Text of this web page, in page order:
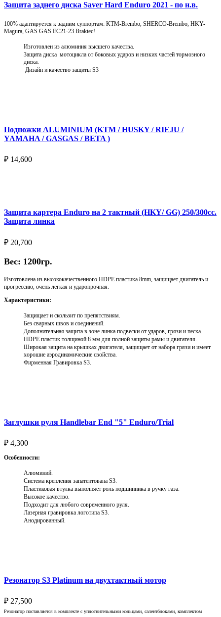
Защита заднего диска Saver Hard Enduro 2021 - по н.в.
100% адаптируется к задним суппортам: KTM-Brembo, SHERCO-Brembo, HKY-
Magura, GAS GAS EC21-23 Braktec!
Изготовлен из алюминия высшего качества.
Защита диска мотоцикла от боковых ударов и низких частей тормозного
диска.
Дизайн и качество защиты S3
Подножки ALUMINIUM (KTM / HUSKY / RIEJU /
YAMAHA / GASGAS / BETA )
₽ 14,600
Защита картера Enduro на 2 тактный (HKY/ GG) 250/300cc.
Защита линка
₽ 20,700
Вес: 1200гр.
Изготовлена из высококачественного HDPE пластика 8mm, защищает двигатель и
прогрессию, очень легкая и ударопрочная.
Характеристики:
Защищает и скользит по препятствиям.
Без сварных швов и соединений.
Дополнительная защита в зоне линка подвески от ударов, грязи и песка.
HDPE пластик толщиной 8 мм для полной защиты рамы и двигателя.
Широкая защита на крышках двигателя, защищает от набора грязи и имеет
хорошие аэродинамические свойства.
Фирменная Гравировка S3.
Заглушки руля Handlebar End "5" Enduro/Trial
₽ 4,300
Особенности:
Алюминий.
Система крепления запатентована S3.
Пластиковая втулка выполняет роль подшипника в ручку газа.
Высокое качество.
Подходит для любого современного руля.
Лазерная гравировка логотипа S3.
Анодированный.
Резонатор S3 Platinum на двухтактный мотор
₽ 27,500
Резонатор поставляется в комплекте с уплотнительными кольцами, салентблоками, комплектом